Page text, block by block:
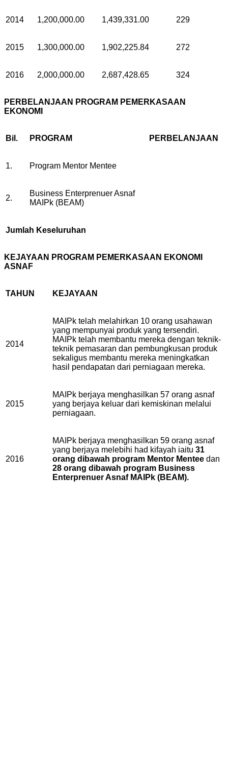
2014 1,200,000.00 1,439,331.00 229
2015 1,300,000.00 1,902,225.84 272
2016 2,000,000.00 2,687,428.65 324
PERBELANJAAN PROGRAM PEMERKASAAN
EKONOMI
Bil. PROGRAM PERBELANJAAN
1. Program Mentor Mentee
2.
Business Enterprenuer Asnaf
MAIPk (BEAM)
Jumlah Keseluruhan
KEJAYAAN PROGRAM PEMERKASAAN EKONOMI
ASNAF
TAHUN KEJAYAAN
2014
MAIPk telah melahirkan 10 orang usahawan
yang mempunyai produk yang tersendiri.
MAIPk telah membantu mereka dengan teknik-
teknik pemasaran dan pembungkusan produk
sekaligus membantu mereka meningkatkan
hasil pendapatan dari perniagaan mereka.
2015
MAIPk berjaya menghasilkan 57 orang asnaf
yang berjaya keluar dari kemiskinan melalui
perniagaan.
2016
MAIPk berjaya menghasilkan 59 orang asnaf
yang berjaya melebihi had kifayah iaitu 31
orang dibawah program Mentor Mentee dan
28 orang dibawah program Business
Enterprenuer Asnaf MAIPk (BEAM).